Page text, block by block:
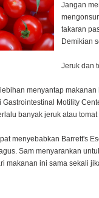
Jangan
takaran
Demikian
Jeruk dan
menyantap
Gastrointestinal Motility
banyak jeruk atau
menyebabkan Barrett's
Sam menyarankan
makanan ini sama sekali